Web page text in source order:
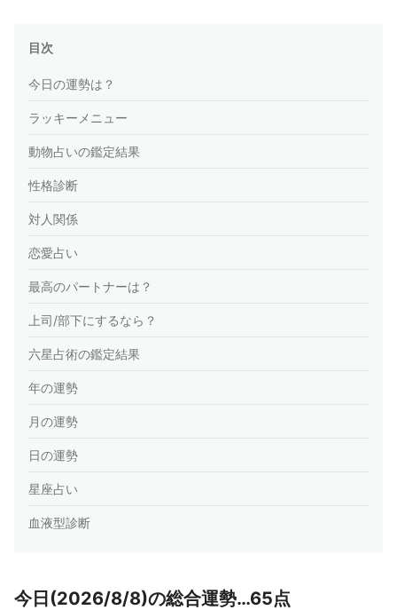
目次
今日の運勢は？
ラッキーメニュー
動物占いの鑑定結果
性格診断
対人関係
恋愛占い
最高のパートナーは？
上司/部下にするなら？
六星占術の鑑定結果
年の運勢
月の運勢
日の運勢
星座占い
血液型診断
今日(2026/8/8)の総合運勢…65点